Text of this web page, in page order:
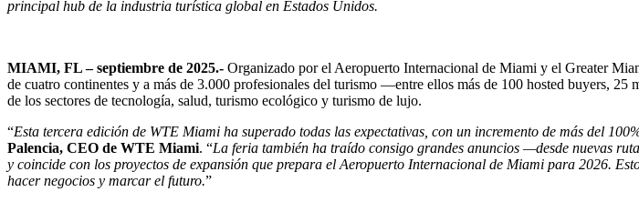
principal hub de la industria turística global en Estados Unidos.
MIAMI, FL – septiembre de 2025.- Organizado por el Aeropuerto Internacional de Miami y el Greater
de cuatro continentes y a más de 3.000 profesionales del turismo —entre ellos más de 100 hosted buyers,
de los sectores de tecnología, salud, turismo ecológico y turismo de lujo.
“Esta tercera edición de WTE Miami ha superado todas las expectativas, con un incremento de más del
Palencia, CEO de WTE Miami. “La feria también ha traído consigo grandes anuncios —desde nuevas
y coincide con los proyectos de expansión que prepara el Aeropuerto Internacional de Miami para 2026.
hacer negocios y marcar el futuro.”